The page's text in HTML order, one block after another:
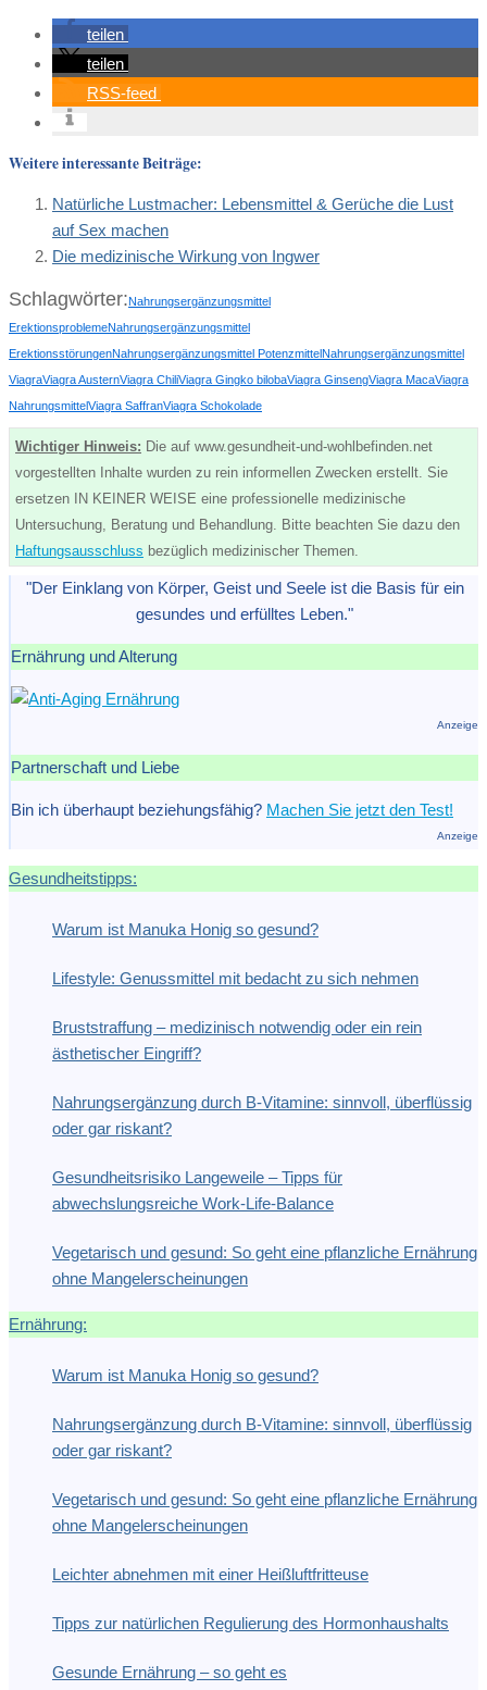
teilen
teilen
RSS-feed
Weitere interessante Beiträge:
Natürliche Lustmacher: Lebensmittel & Gerüche die Lust
auf Sex machen
Die medizinische Wirkung von Ingwer
Schlagwörter:Nahrungsergänzungsmittel
ErektionsproblemeNahrungsergänzungsmittel
ErektionsstörungenNahrungsergänzungsmittel Potenzmittel Nahrungsergänzungsmittel
ViagraViagra AusternViagra ChiliViagra Gingko bilobaViagra GinsengViagra MacaViagra
NahrungsmittelViagra SaffranViagra Schokolade
Wichtiger Hinweis: Die auf www.gesundheit-und-wohlbefinden.net
vorgestellten Inhalte wurden zu rein informellen Zwecken erstellt. Sie
ersetzen IN KEINER WEISE eine professionelle medizinische
Untersuchung, Beratung und Behandlung. Bitte beachten Sie dazu den
Haftungsausschluss bezüglich medizinischer Themen.
"Der Einklang von Körper, Geist und Seele ist die Basis für ein
gesundes und erfülltes Leben."
Ernährung und Alterung
Anzeige
Partnerschaft und Liebe
Bin ich überhaupt beziehungsfähig? Machen Sie jetzt den Test!
Anzeige
Gesundheitstipps:
Warum ist Manuka Honig so gesund?
Lifestyle: Genussmittel mit bedacht zu sich nehmen
Bruststraffung – medizinisch notwendig oder ein rein
ästhetischer Eingriff?
Nahrungsergänzung durch B-Vitamine: sinnvoll, überflüssig
oder gar riskant?
Gesundheitsrisiko Langeweile – Tipps für
abwechslungsreiche Work-Life-Balance
Vegetarisch und gesund: So geht eine pflanzliche Ernährung
ohne Mangelerscheinungen
Ernährung:
Warum ist Manuka Honig so gesund?
Nahrungsergänzung durch B-Vitamine: sinnvoll, überflüssig
oder gar riskant?
Vegetarisch und gesund: So geht eine pflanzliche Ernährung
ohne Mangelerscheinungen
Leichter abnehmen mit einer Heißluftfritteuse
Tipps zur natürlichen Regulierung des Hormonhaushalts
Gesunde Ernährung – so geht es